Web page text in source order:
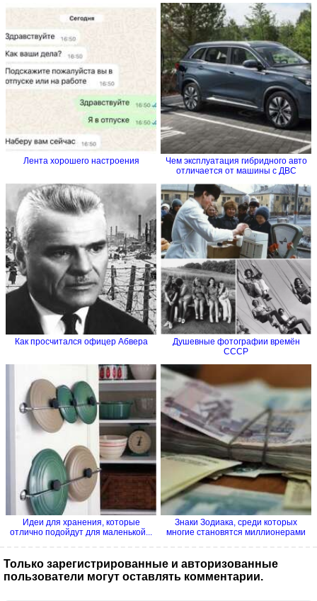
Лента хорошего настроения
Чем эксплуатация гибридного авто
отличается от машины с ДВС
Как просчитался офицер Абвера
Душевные фотографии времён
СССР
Идеи для хранения, которые
отлично подойдут для маленькой...
Знаки Зодиака, среди которых
многие становятся миллионерами
Только зарегистрированные и авторизованные
пользователи могут оставлять комментарии.